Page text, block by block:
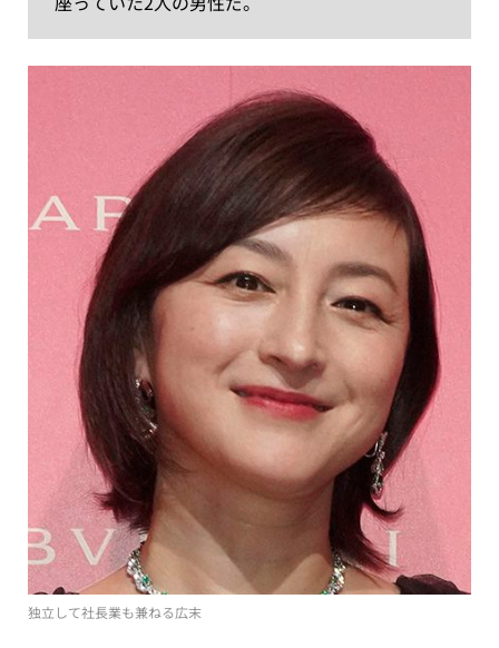
独立して社長業も兼ねる広末